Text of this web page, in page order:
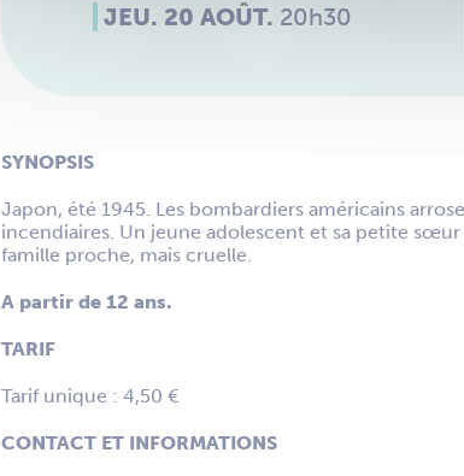
JEU. 20 AOÛT. 20h30
SYNOPSIS
Japon, été 1945. Les bombardiers américains
incendiaires. Un jeune adolescent et sa petite
famille proche, mais cruelle.
A partir de 12 ans.
TARIF
Tarif unique : 4,50 €
CONTACT ET INFORMATIONS